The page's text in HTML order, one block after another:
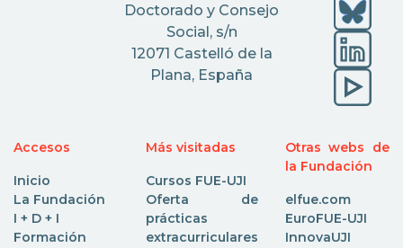
Doctorado y Consejo
Social, s/n
12071 Castelló de la
Plana, España
Accesos
Inicio
La Fundación
I + D + I
Formación
Más visitadas
Cursos FUE-UJI
Oferta de
prácticas
extracurriculares
Otras webs de
la Fundación
elfue.com
EuroFUE-UJI
InnovaUJI